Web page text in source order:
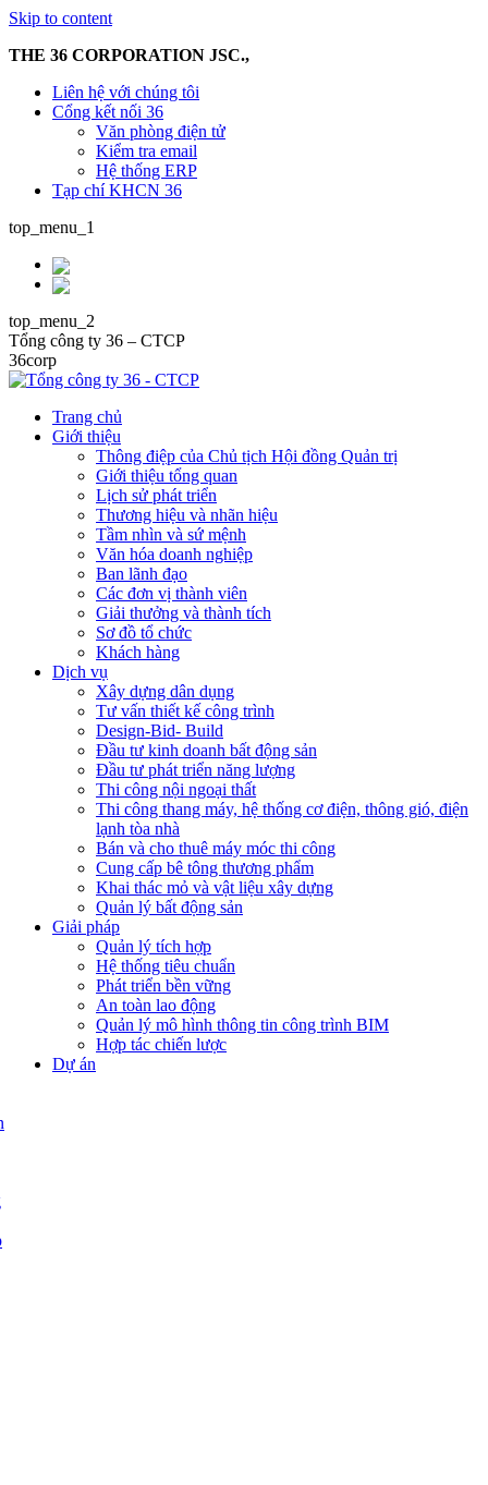
Skip to content
THE 36 CORPORATION JSC.,
Liên hệ với chúng tôi
Cổng kết nối 36
Văn phòng điện tử
Kiểm tra email
Hệ thống ERP
Tạp chí KHCN 36
top_menu_1
top_menu_2
Tổng công ty 36 – CTCP
36corp
Trang chủ
Giới thiệu
Thông điệp của Chủ tịch Hội đồng Quản trị
Giới thiệu tổng quan
Lịch sử phát triển
Thương hiệu và nhãn hiệu
Tầm nhìn và sứ mệnh
Văn hóa doanh nghiệp
Ban lãnh đạo
Các đơn vị thành viên
Giải thưởng và thành tích
Sơ đồ tổ chức
Khách hàng
Dịch vụ
Xây dựng dân dụng
Tư vấn thiết kế công trình
Design-Bid- Build
Đầu tư kinh doanh bất động sản
Đầu tư phát triển năng lượng
Thi công nội ngoại thất
Thi công thang máy, hệ thống cơ điện, thông gió, điện
lạnh tòa nhà
Bán và cho thuê máy móc thi công
Cung cấp bê tông thương phẩm
Khai thác mỏ và vật liệu xây dựng
Quản lý bất động sản
Giải pháp
Quản lý tích hợp
Hệ thống tiêu chuẩn
Phát triển bền vững
An toàn lao động
Quản lý mô hình thông tin công trình BIM
Hợp tác chiến lược
Dự án